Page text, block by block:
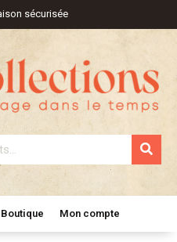
sécurisée
Boutique Mon compte